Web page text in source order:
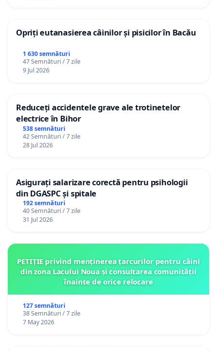
Opriți eutanasierea câinilor și pisicilor în Bacău
1 630 semnături
47 Semnături / 7 zile
9 Jul 2026
Reduceți accidentele grave ale trotinetelor
electrice în Bihor
538 semnături
42 Semnături / 7 zile
28 Jul 2026
Asigurați salarizare corectă pentru psihologii
din DGASPC și spitale
192 semnături
40 Semnături / 7 zile
31 Jul 2026
PETIȚIE privind menținerea țarcurilor pentru câini
din zona Lacului Noua și consultarea comunității
înainte de orice relocare
127 semnături
38 Semnături / 7 zile
7 May 2026